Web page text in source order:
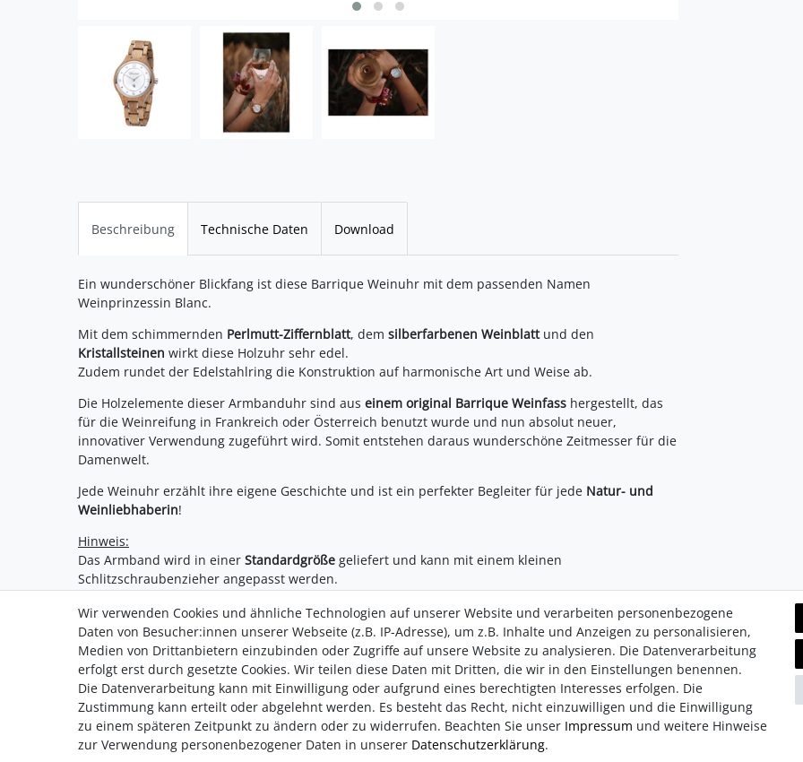
Beschreibung Technische Daten Download
Ein wunderschöner Blickfang ist diese Barrique Weinuhr mit dem passenden Namen
Weinprinzessin Blanc.
Mit dem schimmernden Perlmutt-Ziffernblatt, dem silberfarbenen Weinblattund den
Kristallsteinen wirkt diese Holzuhr sehr edel.
Zudem rundet der Edelstahlring die Konstruktion auf harmonische Art und Weise ab.
Die Holzelemente dieser Armbanduhr sind aus einem original Barrique Weinfass hergestellt, das
für die Weinreifung in Frankreich oder Österreich benutzt wurde und nun absolut neuer,
innovativer Verwendung zugeführt wird. Somit entstehen daraus wunderschöne Zeitmesser für die
Damenwelt.
Jede Weinuhr erzählt ihre eigene Geschichte und ist ein perfekter Begleiter für jede Natur- und
Weinliebhaberin!
Hinweis:
Das Armband wird in einer Standardgröße geliefert und kann mit einem kleinen
Schlitzschraubenzieher angepasst werden.
Impressum AGB Daten­schutz­erklärung Retouren/Reklamationen Erklärung zur
Wir verwenden Cookies und ähnliche Technologien auf unserer Website und verarbeiten personenbezogene
Daten von Besucher:innen unserer Webseite (z.B. IP-Adresse), um z.B. Inhalte und Anzeigen zu personalisieren,
Medien von Drittanbietern einzubinden oder Zugriffe auf unsere Website zu analysieren. Die Datenverarbeitung
erfolgt erst durch gesetzte Cookies. Wir teilen diese Daten mit Dritten, die wir in den Einstellungen benennen.
Die Datenverarbeitung kann mit Einwilligung oder aufgrund eines berechtigten Interesses erfolgen. Die
Zustimmung kann erteilt oder abgelehnt werden. Es besteht das Recht, nicht einzuwilligen und die Einwilligung
zu einem späteren Zeitpunkt zu ändern oder zu widerrufen. Beachten Sie unser Impressum und weitere Hinweise
zur Verwendung personenbezogener Daten in unserer Daten­schutz­erklärung.